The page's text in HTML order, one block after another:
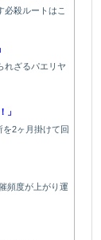
必殺ルートはこ
れざるパエリヤ
」
を2ヶ月掛けて回
頻度が上がり運